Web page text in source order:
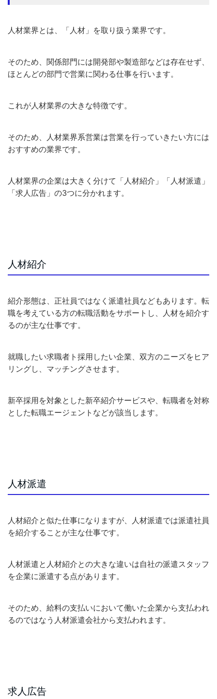
人材業界とは、「人材」を取り扱う業界です。
そのため、関係部門には開発部や製造部などは存在せず、
ほとんどの部門で営業に関わる仕事を行います。
これが人材業界の大きな特徴です。
そのため、人材業界系営業は営業を行っていきたい方には
おすすめの業界です。
人材業界の企業は大きく分けて「人材紹介」「人材派遣」
「求人広告」の3つに分かれます。
人材紹介
紹介形態は、正社員ではなく派遣社員などもあります。転
職を考えている方の転職活動をサポートし、人材を紹介す
るのが主な仕事です。
就職したい求職者ト採用したい企業、双方のニーズをヒア
リングし、マッチングさせます。
新卒採用を対象とした新卒紹介サービスや、転職者を対称
とした転職エージェントなどが該当します。
人材派遣
人材紹介と似た仕事になりますが、人材派遣では派遣社員
を紹介することが主な仕事です。
人材派遣と人材紹介との大きな違いは自社の派遣スタッフ
を企業に派遣する点があります。
そのため、給料の支払いにおいて働いた企業から支払われ
るのではなう人材派遣会社から支払われます。
求人広告